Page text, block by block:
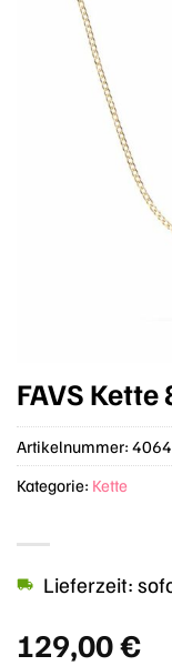
FAVS
129,00€
Lieferzeit:
Artikelnummer:
Kategorie: Kette